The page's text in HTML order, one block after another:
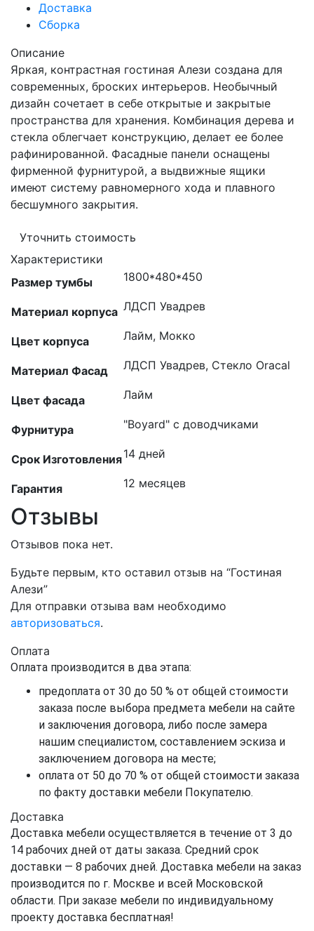
Доставка
Сборка
Описание
Яркая, контрастная гостиная Алези создана для
современных, броских интерьеров. Необычный
дизайн сочетает в себе открытые и закрытые
пространства для хранения. Комбинация дерева и
стекла облегчает конструкцию, делает ее более
рафинированной. Фасадные панели оснащены
фирменной фурнитурой, а выдвижные ящики
имеют систему равномерного хода и плавного
бесшумного закрытия.
Уточнить стоимость
Характеристики
Размер тумбы
1800*480*450
Материал корпуса ЛДСП Увадрев
Цвет корпуса Лайм, Мокко
Материал Фасад ЛДСП Увадрев, Стекло Oracal
Цвет фасада Лайм
Фурнитура "Boyard" с доводчиками
Срок Изготовления14 дней
Гарантия 12 месяцев
Отзывы
Отзывов пока нет.
Будьте первым, кто оставил отзыв на “Гостиная
Алези”
Для отправки отзыва вам необходимо
авторизоваться.
Оплата
Оплата производится в два этапа:
предоплата от 30 до 50 % от общей стоимости
заказа после выбора предмета мебели на сайте
и заключения договора, либо после замера
нашим специалистом, составлением эскиза и
заключением договора на месте;
оплата от 50 до 70 % от общей стоимости заказа
по факту доставки мебели Покупателю.
Доставка
Доставка мебели осуществляется в течение от 3 до
14 рабочих дней от даты заказа. Средний срок
доставки — 8 рабочих дней. Доставка мебели на заказ
производится по г. Москве и всей Московской
области. При заказе мебели по индивидуальному
проекту доставка бесплатная!